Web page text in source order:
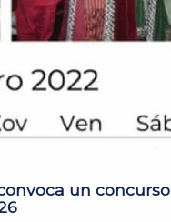
un concurso